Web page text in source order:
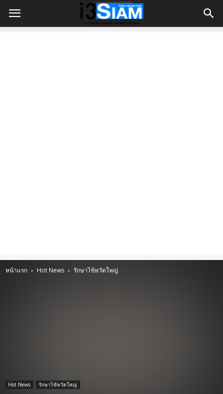
หน้าแรก Hot News รักษาไข้หวัดใหญ่
Hot News รักษาไข้หวัดใหญ่